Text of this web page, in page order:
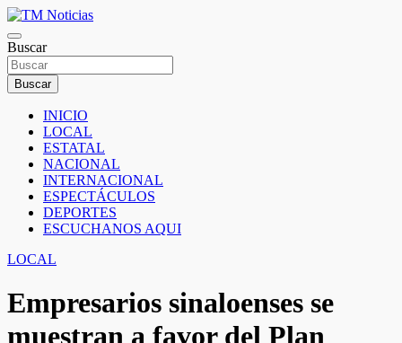
Saltar
al
contenido
TM Noticias
TM Noticias
Buscar
Buscar
INICIO
LOCAL
ESTATAL
NACIONAL
INTERNACIONAL
ESPECTÁCULOS
DEPORTES
ESCUCHANOS AQUI
LOCAL
Empresarios sinaloenses se
muestran a favor del Plan